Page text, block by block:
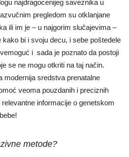
najdragocenijeg saveznika u
pregledom su otklanjane
ili im je – u najgorim slučajevima –
bi i svoju decu, i sebe poštedele
i sada je poznato da postoji
se ne mogu otkriti na taj način.
modernija sredstva prenatalne
veoma pouzdanih i preciznih
informacije o genetskom
metode?